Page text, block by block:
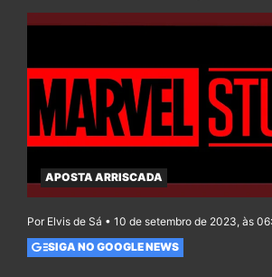
APOSTA ARRISCADA
Por Elvis de Sá • 10 de setembro de 2023, às
SIGA NO GOOGLE NEWS